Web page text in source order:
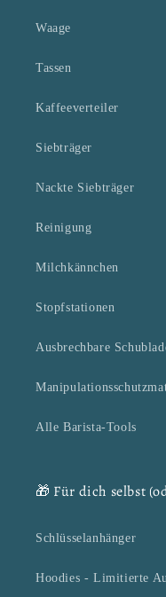
Waage
Tassen
Kaffeeverteiler
Siebträger
Nackte Siebträger
Reinigung
Milchkännchen
Stopfstationen
Ausbrechbare
Alle Barista-Tools
🎁 Für dich selbst
Schlüsselanhänger
Hoodies - Limitierte